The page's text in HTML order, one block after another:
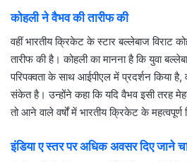
कोहली ने वैभव की तारीफ की
वहीं भारतीय क्रिकेट के स्टार बल्लेबाजविराट
तारीफ की है। कोहली का मानना है कि युवा
परिपक्वता के साथ आईपीएल में प्रदर्शन किया
संकेत है। उन्होंने कहा कि यदि वैभव इसी तरह
तो आने वाले वर्षों में भारतीय क्रिकेट के
इंडिया ए स्तर पर अधिक अवसर दिए जाने